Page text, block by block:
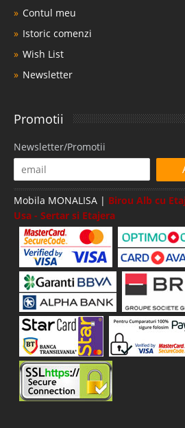
Contul meu
Istoric comenzi
Wish List
Newsletter
Promotii
Newsletter/Promotii
Mobila MONALISA | Birou Alb cu
Usa - Sertar si Etajera